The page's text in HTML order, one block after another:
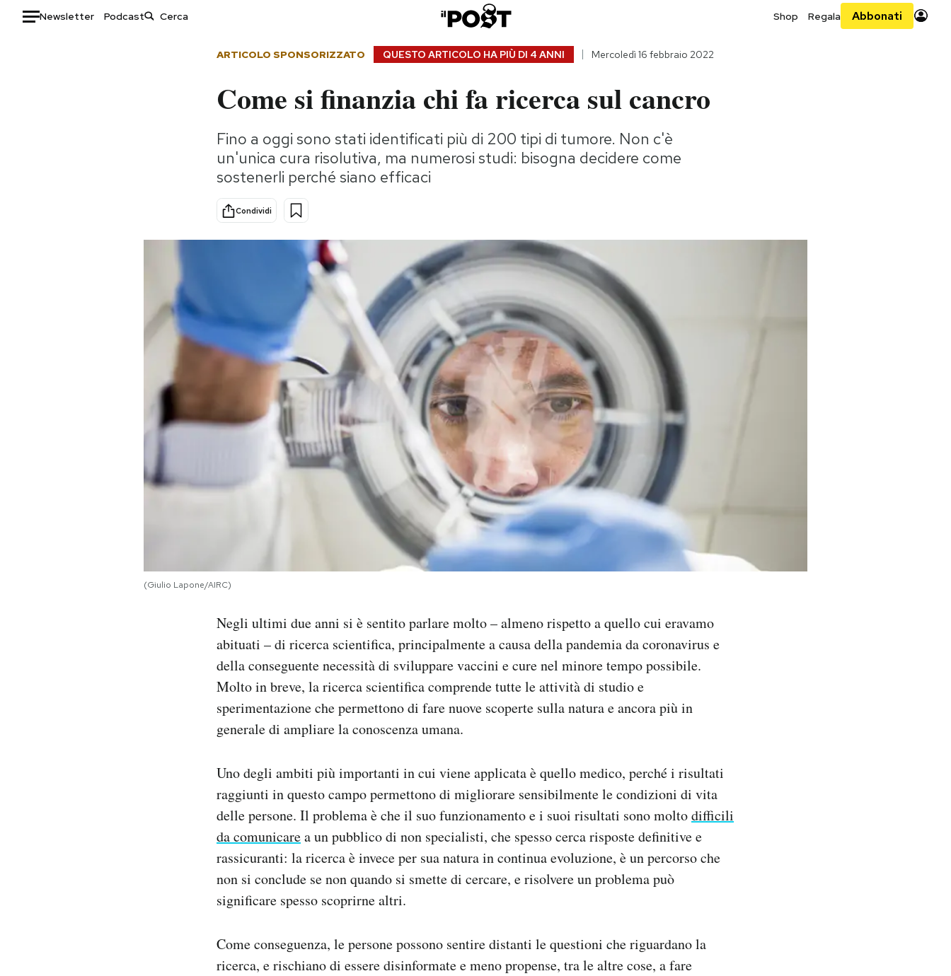
Newsletter Podcast Shop Regala Abbonati
Consumismi
Storie/Idee
Ok Boomer!
Europa
Altrecose
Mondiali calcio 2026
ARTICOLO SPONSORIZZATO QUESTO ARTICOLO HA PIÙ DI 4 ANNI Mercoledì 16 febbraio 2022
Come si finanzia chi fa ricerca sul cancro
Fino a oggi sono stati identificati più di 200 tipi di tumore. Non c'è
un'unica cura risolutiva, ma numerosi studi: bisogna decidere come
sostenerli perché siano efficaci
Condividi
(Giulio Lapone/AIRC)
Negli ultimi due anni si è sentito parlare molto – almeno rispetto a quello cui eravamo
abituati – di ricerca scientifica, principalmente a causa della pandemia da coronavirus e
della conseguente necessità di sviluppare vaccini e cure nel minore tempo possibile.
Molto in breve, la ricerca scientifica comprende tutte le attività di studio e
sperimentazione che permettono di fare nuove scoperte sulla natura e ancora più in
generale di ampliare la conoscenza umana.
Uno degli ambiti più importanti in cui viene applicata è quello medico, perché i risultati
raggiunti in questo campo permettono di migliorare sensibilmente le condizioni di vita
delle persone. Il problema è che il suo funzionamento e i suoi risultati sono moltodifficili
da comunicarea un pubblico di non specialisti, che spesso cerca risposte definitive e
rassicuranti: la ricerca è invece per sua natura in continua evoluzione, è un percorso che
non si conclude se non quando si smette di cercare, e risolvere un problema può
significare spesso scoprirne altri.
Come conseguenza, le persone possono sentire distanti le questioni che riguardano la
ricerca, e rischiano di essere disinformate e meno propense, tra le altre cose, a fare